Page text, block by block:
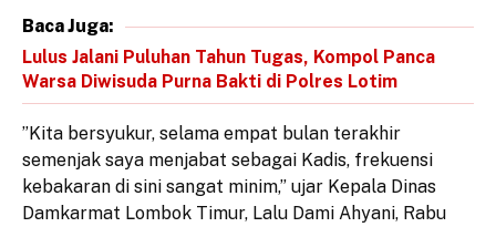
Baca Juga:
Lulus Jalani Puluhan Tahun Tugas, Kompol Panca
Warsa Diwisuda Purna Bakti di Polres Lotim
​”Kita bersyukur, selama empat bulan terakhir
semenjak saya menjabat sebagai Kadis, frekuensi
kebakaran di sini sangat minim,” ujar Kepala Dinas
Damkarmat Lombok Timur, Lalu Dami Ahyani, Rabu